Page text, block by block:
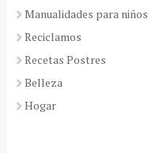
Manualidades para niños
Reciclamos
Recetas Postres
Belleza
Hogar